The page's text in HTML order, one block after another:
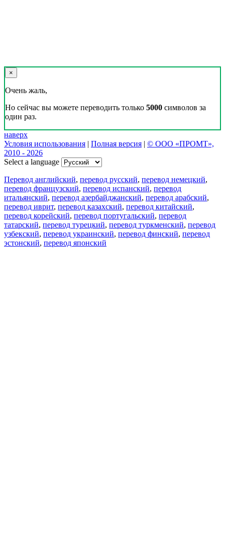
×
Очень жаль,
Но сейчас вы можете переводить только 5000 символов за
один раз.
наверх
Условия использования | Полная версия | © ООО «ПРОМТ»,
2010 - 2026
Select a language
Перевод английский, перевод русский, перевод немецкий,
перевод французский, перевод испанский, перевод
итальянский, перевод азербайджанский, перевод арабский,
перевод иврит, перевод казахский, перевод китайский,
перевод корейский, перевод португальский, перевод
татарский, перевод турецкий, перевод туркменский, перевод
узбекский, перевод украинский, перевод финский, перевод
эстонский, перевод японский